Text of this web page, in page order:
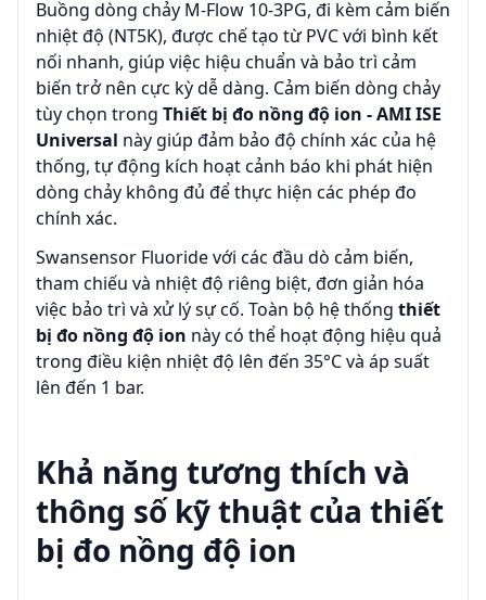
Buồng dòng chảy M-Flow 10-3PG, đi kèm cảm biến
nhiệt độ (NT5K), được chế tạo từ PVC với bình kết
nối nhanh, giúp việc hiệu chuẩn và bảo trì cảm
biến trở nên cực kỳ dễ dàng. Cảm biến dòng chảy
tùy chọn trong Thiết bị đo nồng độ ion - AMI ISE
Universal này giúp đảm bảo độ chính xác của hệ
thống, tự động kích hoạt cảnh báo khi phát hiện
dòng chảy không đủ để thực hiện các phép đo
chính xác.
Swansensor Fluoride với các đầu dò cảm biến,
tham chiếu và nhiệt độ riêng biệt, đơn giản hóa
việc bảo trì và xử lý sự cố. Toàn bộ hệ thống thiết
bị đo nồng độ ion này có thể hoạt động hiệu quả
trong điều kiện nhiệt độ lên đến 35°C và áp suất
lên đến 1 bar.
Khả năng tương thích và
thông số kỹ thuật của thiết
bị đo nồng độ ion